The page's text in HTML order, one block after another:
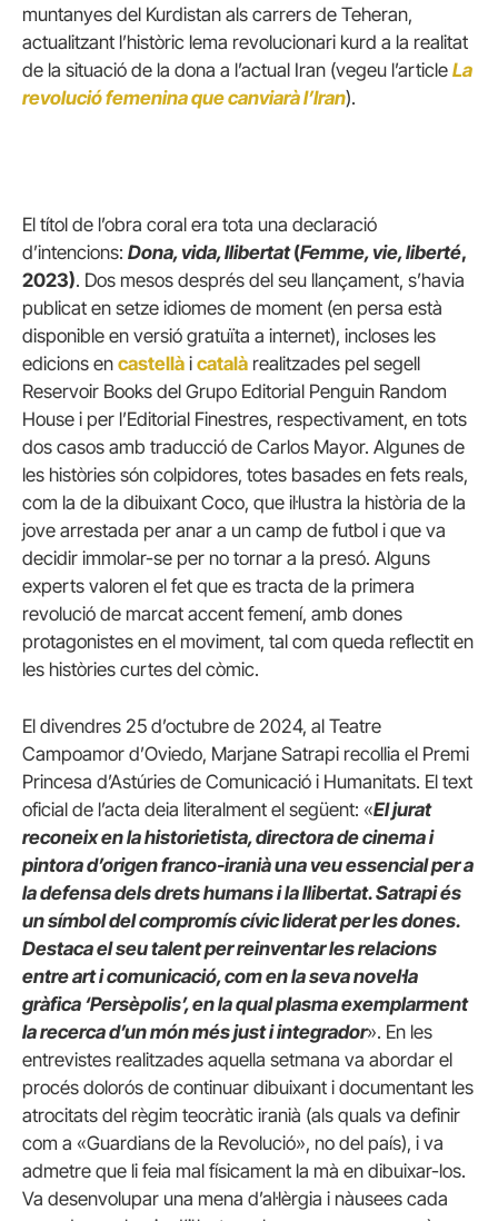
muntanyes del Kurdistan als carrers de Teheran,
actualitzant l’històric lema revolucionari kurd a la realitat
de la situació de la dona a l’actual Iran (vegeu l’article La
revolució femenina que canviarà l’Iran).
El títol de l’obra coral era tota una declaració
d’intencions: Dona, vida, llibertat(Femme, vie, liberté,
2023). Dos mesos després del seu llançament, s’havia
publicat en setze idiomes de moment (en persa està
disponible en versió gratuïta a internet), incloses les
edicions en castellà i català realitzades pel segell
Reservoir Books del Grupo Editorial Penguin Random
House i per l’Editorial Finestres, respectivament, en tots
dos casos amb traducció de Carlos Mayor. Algunes de
les històries són colpidores, totes basades en fets reals,
com la de la dibuixant Coco, que il·lustra la història de la
jove arrestada per anar a un camp de futbol i que va
decidir immolar-se per no tornar a la presó. Alguns
experts valoren el fet que es tracta de la primera
revolució de marcat accent femení, amb dones
protagonistes en el moviment, tal com queda reflectit en
les històries curtes del còmic.
El divendres 25 d’octubre de 2024, al Teatre
Campoamor d’Oviedo, Marjane Satrapi recollia el Premi
Princesa d’Astúries de Comunicació i Humanitats. El text
oficial de l’acta deia literalment el següent: «El jurat
reconeix en la historietista, directora de cinema i
pintora d’origen franco-iranià una veu essencial per a
la defensa dels drets humans i la llibertat. Satrapi és
un símbol del compromís cívic liderat per les dones.
Destaca el seu talent per reinventar les relacions
entre art i comunicació, com en la seva novel·la
gràfica ‘Persèpolis’, en la qual plasma exemplarment
la recerca d’un món més just i integrador». En les
entrevistes realitzades aquella setmana va abordar el
procés dolorós de continuar dibuixant i documentant les
atrocitats del règim teocràtic iranià (als quals va definir
com a «Guardians de la Revolució», no del país), i va
admetre que li feia mal físicament la mà en dibuixar-los.
Va desenvolupar una mena d’al·lèrgia i nàusees cada